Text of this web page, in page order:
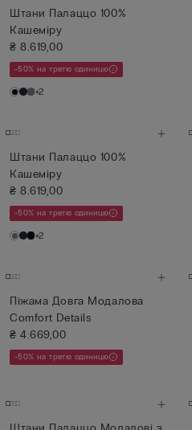
Штани Палаццо 100%
Кашеміру
₴ 8.619,00
-50% на третю одиницю
+2
Штани Палаццо 100%
Кашеміру
₴ 8.619,00
-50% на третю одиницю
+2
Піжама Довга Модалова
Comfort Details
₴ 4.669,00
-50% на третю одиницю